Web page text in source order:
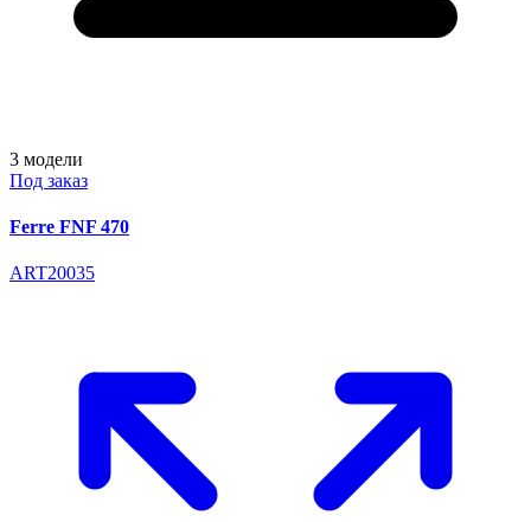
3 модели
Под заказ
Ferre FNF 470
ART20035